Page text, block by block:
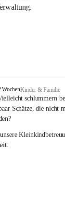
WochenKinder & Familie
schlummern
Schätze, die nicht